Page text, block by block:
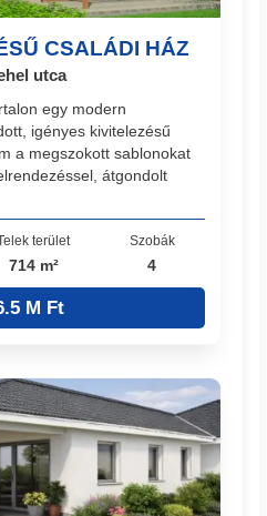
CSALÁDI HÁZ
utca
egy modern
igényes kivitelezésű
a megszokott sablonokat
átgondolt
terület
714 m²
Szobák
4
M Ft